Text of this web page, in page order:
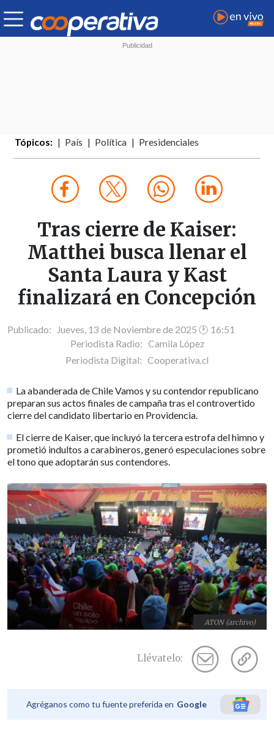
Tópicos: País Política Presidenciales
Tras cierre de Kaiser:
Matthei busca llenar el
Santa Laura y Kast
finalizará en Concepción
Publicado: Jueves, 13 de Noviembre de 2025 🕐 16:51
Periodista Radio: Camila López
Periodista Digital: Cooperativa.cl
La abanderada de Chile Vamos y su contendor republicano
preparan sus actos finales de campaña tras el controvertido
cierre del candidato libertario en Providencia.
El cierre de Kaiser, que incluyó la tercera estrofa del himno y
prometió indultos a carabineros, generó especulaciones sobre
el tono que adoptarán sus contendores.
ATON (archivo)
Llévatelo:
Agréganos como tu fuente preferida en Google